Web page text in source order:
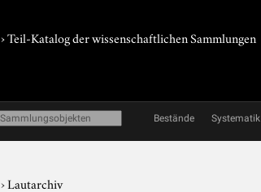
› Teil-Katalog der wissenschaftlichen Sammlungen
Bestände Systematik
›Lautarchiv